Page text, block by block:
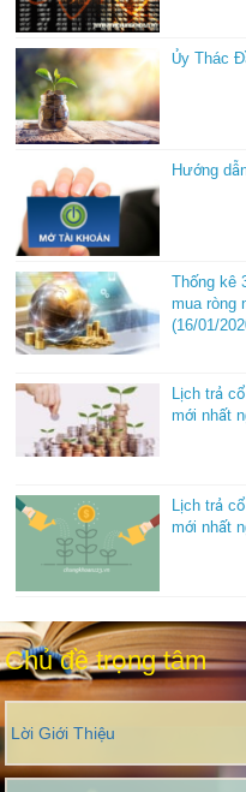
Ủy Thác
Hướng
Thống kê
mua ròng
(16/01/
Lịch trả
mới nhất
Lịch trả
mới nhất
Chủ đề trọng tâm
Lời Giới Thiệu